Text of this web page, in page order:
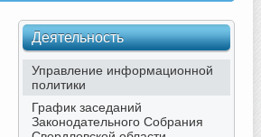
Деятельность
Управление информационной
политики
График заседаний
Законодательного Собрания